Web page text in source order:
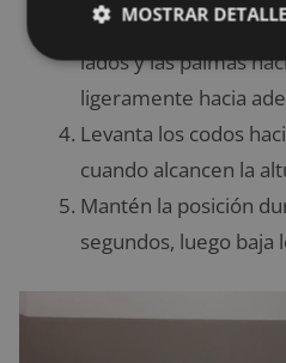
Comienza con los
lados y las palmas
ligeramente hacia
Levanta los codos
cuando alcancen la
Mantén la posición
segundos, luego
MOSTRAR